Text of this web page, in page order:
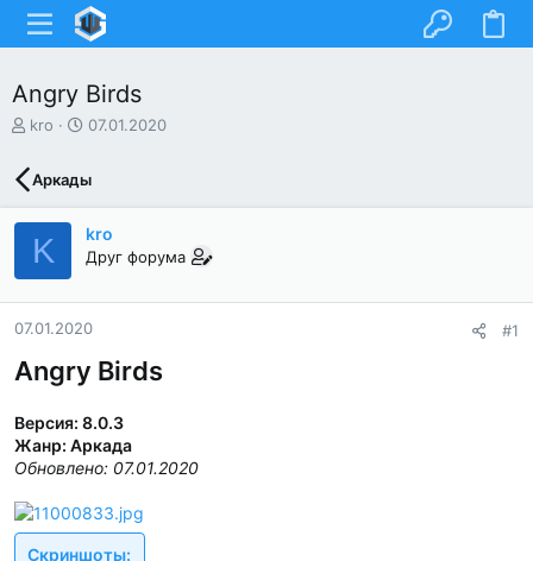
Angry Birds
А
т
о
р
kro
Д
а
н
а
ч
07.01.2020
Аркады
K kro
Друг форума
07.01.2020 #1
Angry Birds
Версия: 8.0.3
Жанр: Аркада
Обновлено: 07.01.2020
Скриншоты: